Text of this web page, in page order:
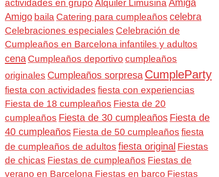
actividades en grupo Alquiler Limusina Amiga
Amigo baila Catering para cumpleaños celebra
Celebraciones especiales Celebración de
Cumpleaños en Barcelona infantiles y adultos
cena Cumpleaños deportivo cumpleaños
originales Cumpleaños sorpresa CumpleParty
fiesta con actividades fiesta con experiencias
Fiesta de 18 cumpleaños Fiesta de 20
cumpleaños Fiesta de 30 cumpleaños Fiesta de
40 cumpleaños Fiesta de 50 cumpleaños fiesta
de cumpleaños de adultos fiesta original Fiestas
de chicas Fiestas de cumpleaños Fiestas de
verano en Barcelona Fiestas en barco Fiestas